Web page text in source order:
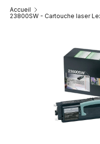
Accueil
23800SW - Cartouche laser